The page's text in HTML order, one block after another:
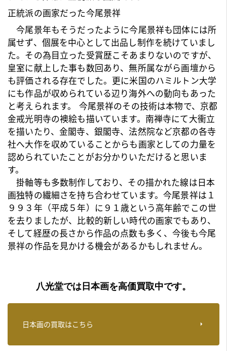
正統派の画家だった今尾景祥
今尾景年もそうだったように今尾景祥も団体には所
属せず、個展を中心として出品し制作を続けていまし
た。その為目立った受賞歴こそあまりないのですが、
皇室に献上した事も数回あり、無所属ながら画壇から
も評価される存在でした。更に米国のハミルトン大学
にも作品が収められている辺り海外への動向もあった
と考えられます。 今尾景祥のその技術は本物で、京都
金戒光明寺の襖絵も描いています。南禅寺にて大衝立
を描いたり、金閣寺、銀閣寺、法然院など京都の各寺
社へ大作を収めていることからも画家としての力量を
認められていたことがお分かりいただけると思いま
す。
掛軸等も多数制作しており、その描かれた線は日本
画独特の繊細さを持ち合わせています。今尾景祥は１
９９３年（平成５年）に９１歳という高年齢でこの世
を去りましたが、比較的新しい時代の画家でもあり、
そして経歴の長さから作品の点数も多く、今後も今尾
景祥の作品を見かける機会があるかもしれません。
八光堂では日本画を高価買取中です。
日本画の買取はこちら